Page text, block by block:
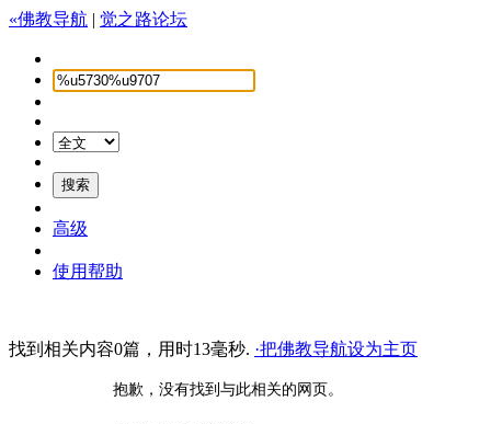
«佛教导航 | 觉之路论坛
高级
使用帮助
找到相关内容0篇，用时13毫秒. ·把佛教导航设为主页
抱歉，没有找到与此相关的网页。